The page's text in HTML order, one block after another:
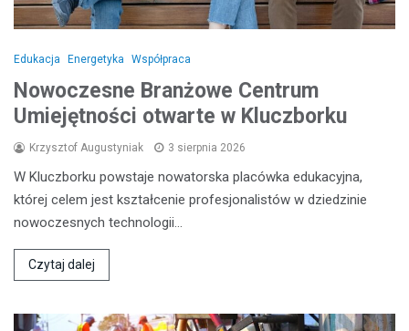
Edukacja Energetyka Współpraca
Nowoczesne Branżowe Centrum
Umiejętności otwarte w Kluczborku
Krzysztof Augustyniak 3 sierpnia 2026
W Kluczborku powstaje nowatorska placówka edukacyjna,
której celem jest kształcenie profesjonalistów w dziedzinie
nowoczesnych technologii…
Czytaj dalej